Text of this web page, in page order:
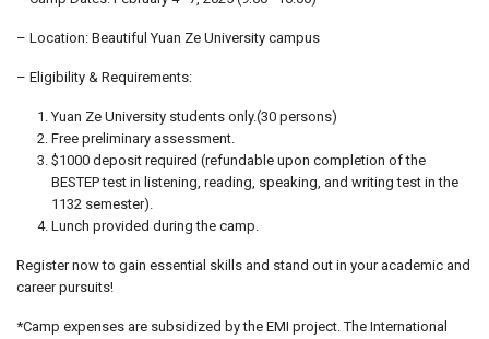
– Location: Beautiful Yuan Ze University campus
– Eligibility & Requirements:
Yuan Ze University students only.(30 persons)
Free preliminary assessment.
$1000 deposit required (refundable upon completion of the
BESTEP test in listening, reading, speaking, and writing test in the
1132 semester).
Lunch provided during the camp.
Register now to gain essential skills and stand out in your academic and
career pursuits!
*Camp expenses are subsidized by the EMI project. The International